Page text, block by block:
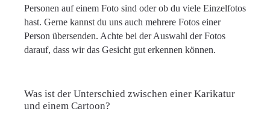
Personen auf einem Foto sind oder ob du viele Einzelfotos
hast. Gerne kannst du uns auch mehrere Fotos einer
Person übersenden. Achte bei der Auswahl der Fotos
darauf, dass wir das Gesicht gut erkennen können.
Was ist der Unterschied zwischen einer Karikatur
und einem Cartoon?